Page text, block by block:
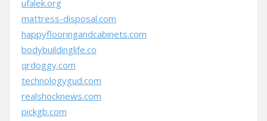
ufalek.org
mattress-disposal.com
happyflooringandcabinets.com
bodybuildinglife.co
qrdoggy.com
technologygud.com
realshocknews.com
pickgb.com